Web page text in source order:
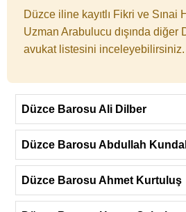
Düzce iline kayıtlı Fikri ve Sınai
Uzman Arabulucu dışında diğer
avukat listesini inceleyebilirsiniz.
Düzce Barosu Ali Dilber
Düzce Barosu Abdullah
Düzce Barosu Ahmet Kurtuluş